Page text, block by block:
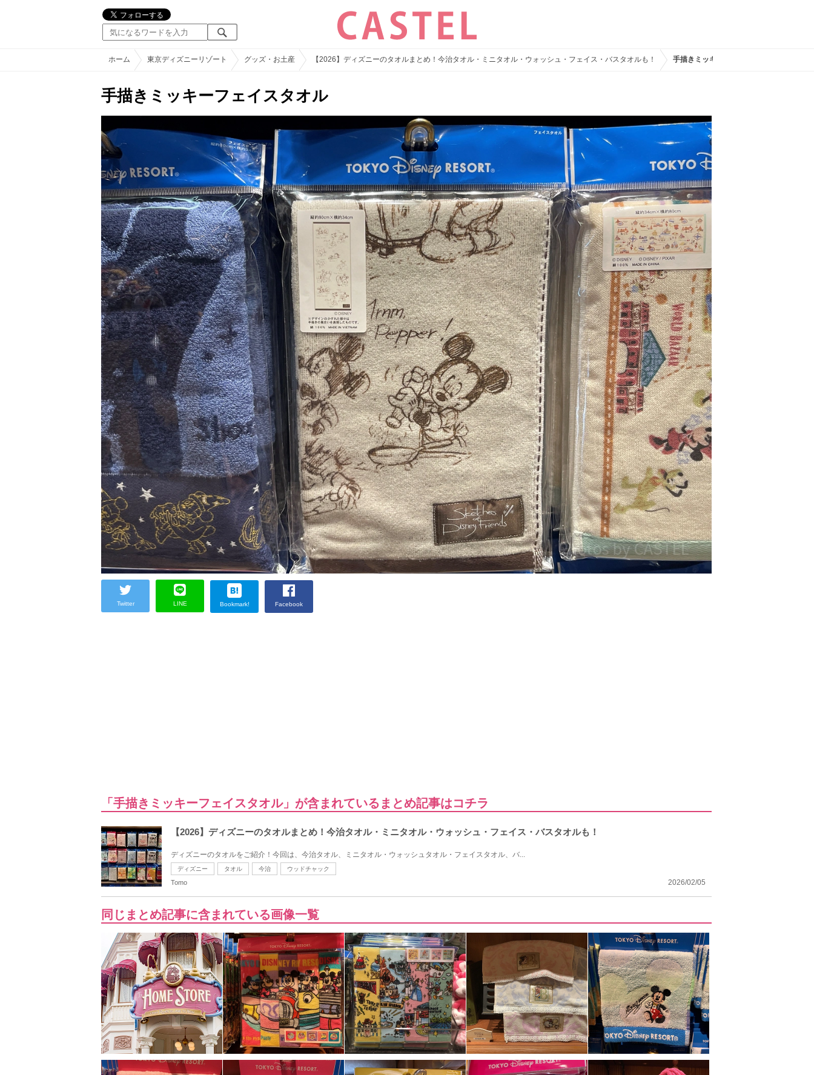
ホーム 東京ディズニーリゾート グッズ・お土産 【2026】ディズニーのタオルまとめ！今治タオル・ミニタオル・ウォッシュ・フェイス・バスタオルも！ 手描きミッキーフェイスタオル
手描きミッキーフェイスタオル
Twitter LINE Bookmark! Facebook
「手描きミッキーフェイスタオル」が含まれているまとめ記事はコチラ
【2026】ディズニーのタオルまとめ！今治タオル・ミニタオル・ウォッシュ・フェイス・バスタオルも！
ディズニーのタオルをご紹介！今回は、今治タオル、ミニタオル・ウォッシュタオル・フェイスタオル、バ...
ディズニー タオル 今治 ウッドチャック
2026/02/05
Tomo
同じまとめ記事に含まれている画像一覧